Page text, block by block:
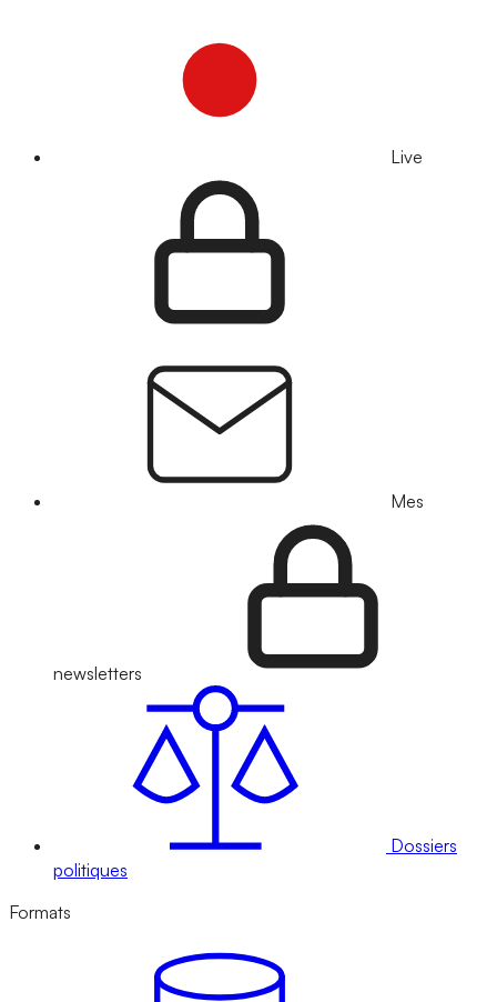
Live
Mes
newsletters
Dossiers
politiques
Formats